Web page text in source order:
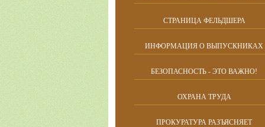
СТРАНИЦА ФЕЛЬДШЕРА
ИНФОРМАЦИЯ О ВЫПУСКНИКАХ
БЕЗОПАСНОСТЬ - ЭТО ВАЖНО!
ОХРАНА ТРУДА
ПРОКУРАТУРА РАЗЪЯСНЯЕТ